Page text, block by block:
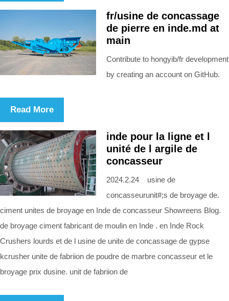
fr/usine de concassage
de pierre en inde.md at
main
Contribute to hongyib/fr development
by creating an account on GitHub.
Read More
inde pour la ligne et l
unité de l argile de
concasseur
2024.2.24 usine de
concasseurunit#;s de broyage de.
ciment unites de broyage en Inde de concasseur Showreens Blog.
de broyage ciment fabricant de moulin en Inde . en Inde Rock
Crushers lourds et de l usine de unite de concassage de gypse
kcrusher unite de fabriion de poudre de marbre concasseur et le
broyage prix dusine. unit de fabriion de